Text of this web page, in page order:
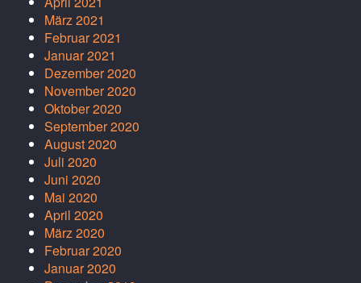
März 2021
Februar 2021
Januar 2021
Dezember 2020
November 2020
Oktober 2020
September 2020
August 2020
Juli 2020
Juni 2020
Mai 2020
April 2020
März 2020
Februar 2020
Januar 2020